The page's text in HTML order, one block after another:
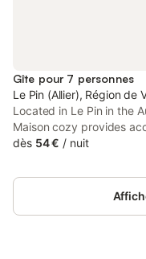
Gîte pour 7 personnes
Le Pin (Allier), Région de
Located in Le Pin in the
Maison cozy provides
with free private parking.
from Le Pal Park.
dès 54 € / nuit